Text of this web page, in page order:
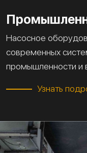
Насосное
современных
промышленности и
Узнать